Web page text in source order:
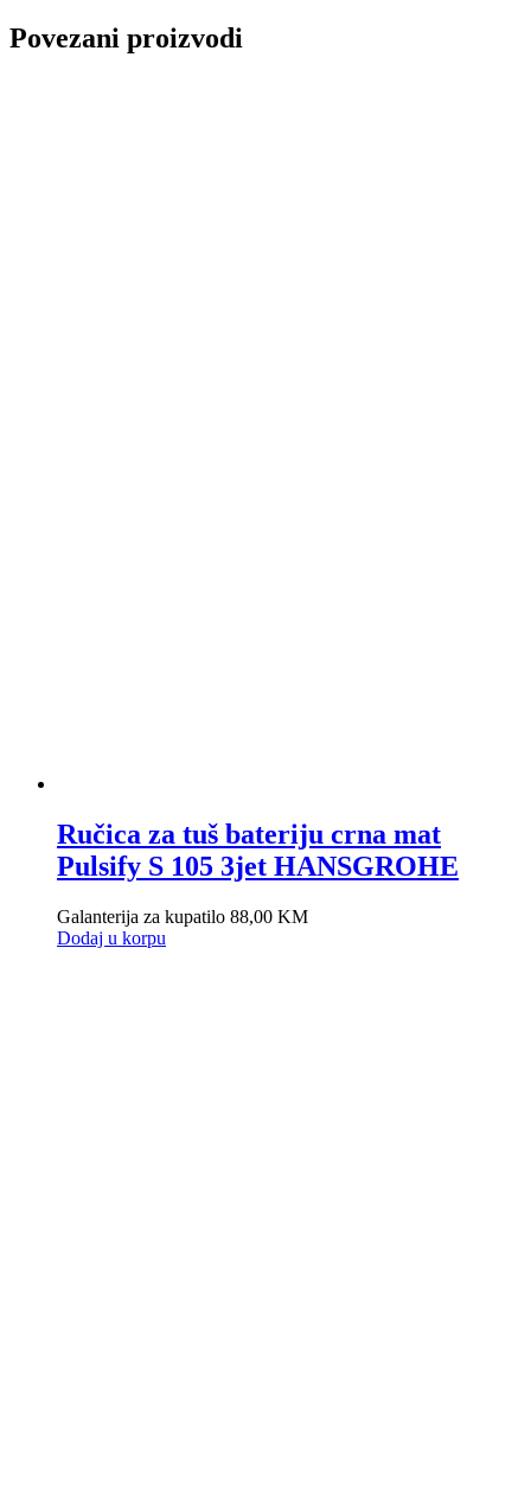
Povezani proizvodi
Ručica za tuš bateriju crna mat
Pulsify S 105 3jet HANSGROHE
Galanterija za kupatilo 88,00 KM
Dodaj u korpu